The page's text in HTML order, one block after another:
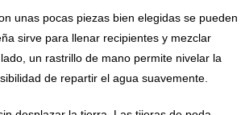
unas pocas piezas bien elegidas se pueden
sirve para llenar recipientes y mezclar
un rastrillo de mano permite nivelar la
de repartir el agua suavemente.